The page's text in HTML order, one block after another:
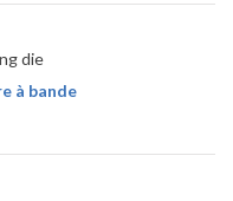
à bande